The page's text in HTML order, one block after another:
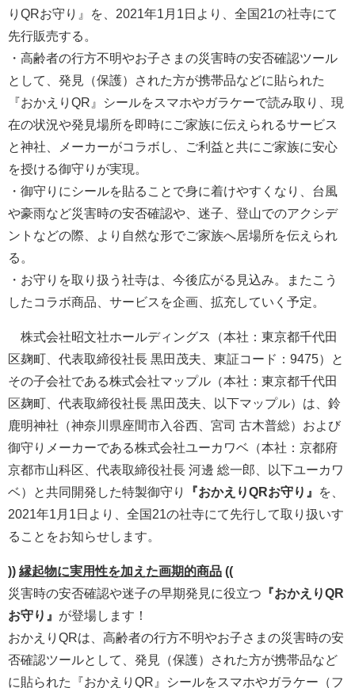
りQRお守り』を、2021年1月1日より、全国21の社寺にて
先行販売する。
・高齢者の行方不明やお子さまの災害時の安否確認ツール
として、発見（保護）された方が携帯品などに貼られた
『おかえりQR』シールをスマホやガラケーで読み取り、現
在の状況や発見場所を即時にご家族に伝えられるサービス
と神社、メーカーがコラボし、ご利益と共にご家族に安心
を授ける御守りが実現。
・御守りにシールを貼ることで身に着けやすくなり、台風
や豪雨など災害時の安否確認や、迷子、登山でのアクシデ
ントなどの際、より自然な形でご家族へ居場所を伝えられ
る。
・お守りを取り扱う社寺は、今後広がる見込み。またこう
したコラボ商品、サービスを企画、拡充していく予定。
株式会社昭文社ホールディングス（本社：東京都千代田
区麹町、代表取締役社長 黒田茂夫、東証コード：9475）と
その子会社である株式会社マップル（本社：東京都千代田
区麹町、代表取締役社長 黒田茂夫、以下マップル）は、鈴
鹿明神社（神奈川県座間市入谷西、宮司 古木普総）および
御守りメーカーである株式会社ユーカワベ（本社：京都府
京都市山科区、代表取締役社長 河邊 総一郎、以下ユーカワ
ベ）と共同開発した特製御守り
『おかえりQRお守り』
を、
2021年1月1日より、全国21の社寺にて先行して取り扱いす
ることをお知らせします。
)) 縁起物に実用性を加えた画期的商品 ((
災害時の安否確認や迷子の早期発見に役立つ 『おかえりQR
お守り』 が登場します！
おかえりQRは、高齢者の行方不明やお子さまの災害時の安
否確認ツールとして、発見（保護）された方が携帯品など
に貼られた『おかえりQR』シールをスマホやガラケー（フ